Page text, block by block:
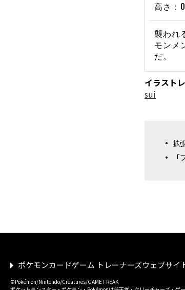
高さ
襲われ
モンメ
だ。
イラスト
sui
拡
ポケモンカードゲーム トレーナーズウェブサイ
©Pokémon/Nintendo/Creatures/GAME FREAK